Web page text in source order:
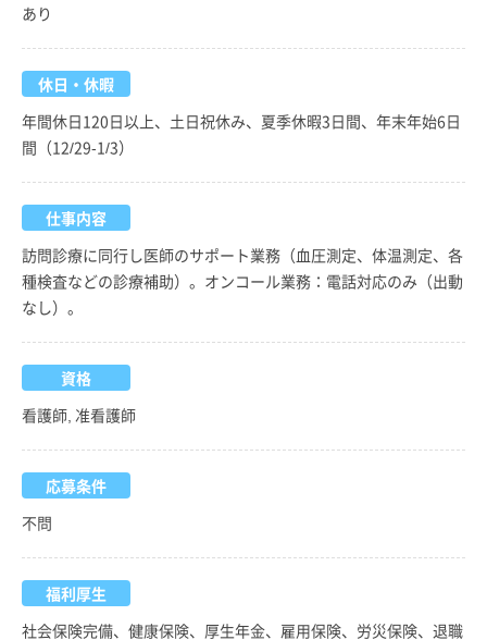
あり
休日・休暇
年間休日120日以上、土日祝休み、夏季休暇3日間、年末年始6日
間（12/29-1/3）
仕事内容
訪問診療に同行し医師のサポート業務（血圧測定、体温測定、各
種検査などの診療補助）。オンコール業務：電話対応のみ（出動
なし）。
資格
看護師, 准看護師
応募条件
不問
福利厚生
社会保険完備、健康保険、厚生年金、雇用保険、労災保険、退職